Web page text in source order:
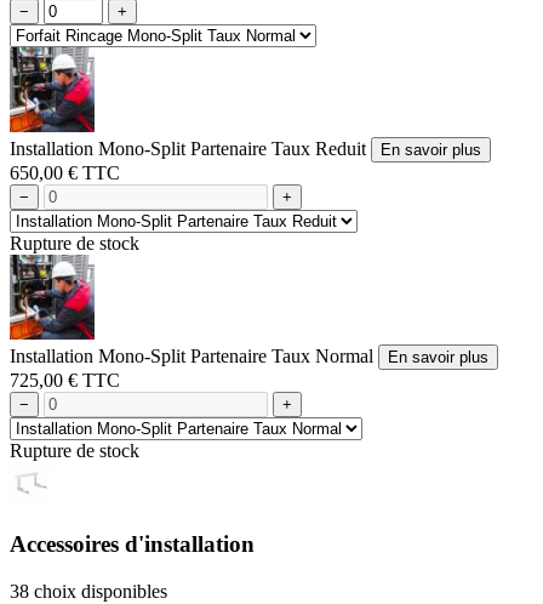
− +
Installation Mono-Split Partenaire Taux Reduit En savoir plus
650,00 € TTC
− +
Rupture de stock
Installation Mono-Split Partenaire Taux Normal En savoir plus
725,00 € TTC
− +
Rupture de stock
Accessoires d'installation
38 choix disponibles